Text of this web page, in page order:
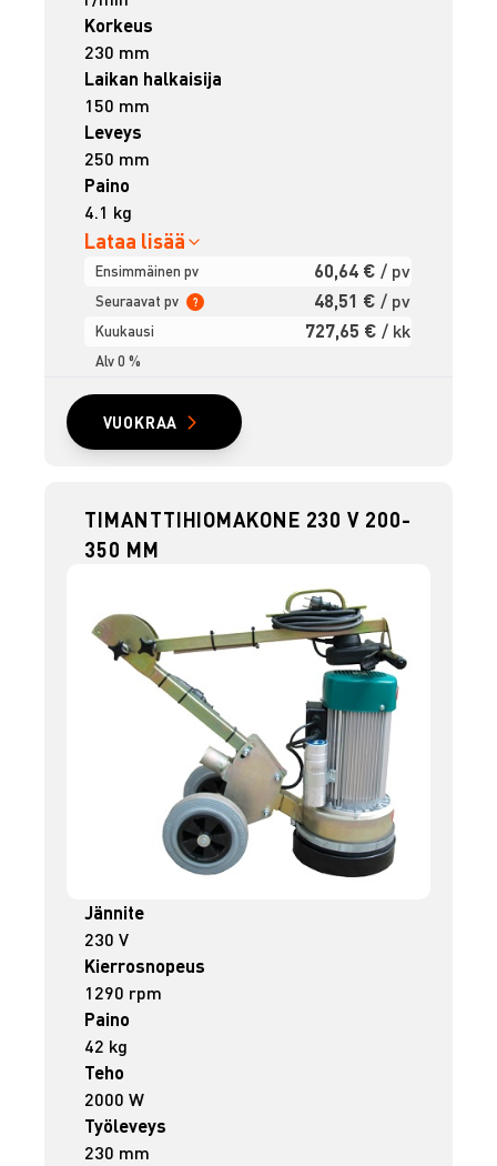
Korkeus
230 mm
Laikan halkaisija
150 mm
Leveys
250 mm
Paino
4.1 kg
Lataa lisää
Ensimmäinen pv 60,64 € / pv
Seuraavat pv ? 48,51 € / pv
Kuukausi 727,65 € / kk
Alv 0 %
VUOKRAA
TIMANTTIHIOMAKONE 230 V 200-
350 MM
Jännite
230 V
Kierrosnopeus
1290 rpm
Paino
42 kg
Teho
2000 W
Työleveys
230 mm